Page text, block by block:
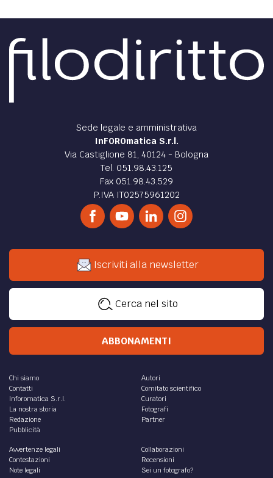
Sede legale e amministrativa
InFOROmatica S.r.l.
Via Castiglione 81, 40124 - Bologna
Tel. 051.98.43.125
Fax 051.98.43.529
P.IVA IT02575961202
Iscriviti alla newsletter
Cerca nel sito
ABBONAMENTI
Chi siamo
Contatti
Inforomatica S.r.l.
La nostra storia
Redazione
Pubblicità
Autori
Comitato scientifico
Curatori
Fotografi
Partner
Avvertenze legali
Contestazioni
Note legali
Collaborazioni
Recensioni
Sei un fotografo?